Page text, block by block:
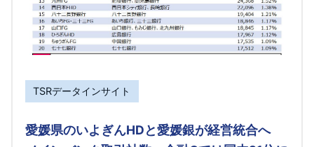
TSRデータインサイト
愛媛県のいよぎんHDと愛媛銀が経営統合へ